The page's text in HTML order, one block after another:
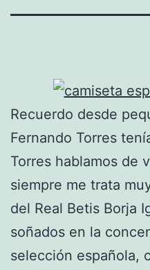
Recuerdo desde
Fernando Torres
Torres hablamos de
siempre me trata
del Real Betis Borja
soñados en la
selección española,